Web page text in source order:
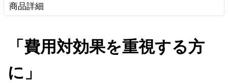
商品詳細
「費用対効果を重視する方
に」